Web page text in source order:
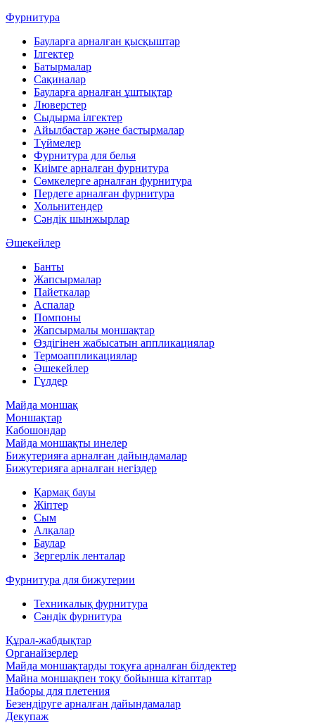
Фурнитура
Бауларға арналған қысқыштар
Ілгектер
Батырмалар
Сақиналар
Бауларға арналған ұштықтар
Люверстер
Сыдырма ілгектер
Айылбастар және бастырмалар
Түймелер
Фурнитура для белья
Киімге арналған фурнитура
Сөмкелерге арналған фурнитура
Пердеге арналған фурнитура
Хольнитендер
Сәндік шынжырлар
Әшекейлер
Банты
Жапсырмалар
Пайеткалар
Аспалар
Помпоны
Жапсырмалы моншақтар
Өздігінен жабысатын аппликациялар
Термоаппликациялар
Әшекейлер
Гүлдер
Майда моншақ
Моншақтар
Кабошондар
Майда моншақты инелер
Бижутерияға арналған дайындамалар
Бижутерияға арналған негіздер
Қармақ бауы
Жіптер
Сым
Алқалар
Баулар
Зергерлік ленталар
Фурнитура для бижутерии
Техникалық фурнитура
Сәндік фурнитура
Құрал-жабдықтар
Органайзерлер
Майда моншақтарды тоқуға арналған білдектер
Майна моншақпен тоқу бойынша кітаптар
Наборы для плетения
Безендіруге арналған дайындамалар
Декупаж